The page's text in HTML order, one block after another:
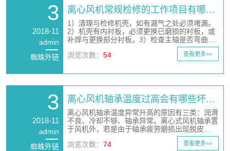
3
2018-11
admin
蜘蛛外链
离心风机常规检修的工作项目有哪…
1）清理与检修机壳，如有漏气之处必须堵漏。
2）机壳有内衬板，必须更换已磨损的衬板，或
补焊与更换部分衬板。3）检查主轴是否弯曲…
浏览次数：54 查看更多>>
3
2018-11
admin
蜘蛛外链
离心风机轴承温度过高会有哪些坏…
离心风机轴承温度异常升高的原因有三类：润滑
不良、冷却不够、轴承异常。离心式风机轴承置
于风机外，若是由于轴承疲劳磨损出现脱皮…
浏览次数：74 查看更多>>